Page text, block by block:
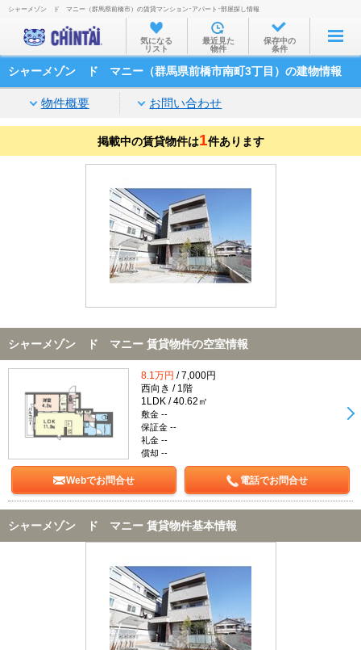
お部屋を探す
沿線・駅から
家賃相場から
通勤通学時間から
不動産会社から
TOP
シャーメゾン ド マニー（群馬県前橋市）の賃貸マンション･アパート･部屋探し情報
気になる
リスト
最近見た
物件
保存中の
条件
シャーメゾン ド マニー（群馬県前橋市南町3丁目）の建物情報
物件概要 お問い合わせ
掲載中の賃貸物件は1件あります
シャーメゾン ド マニー 賃貸物件の空室情報
8.1万円 / 7,000円
西向き / 1階
1LDK / 40.62㎡
敷金 --
保証金 --
礼金 --
償却 --
Webでお問合せ 電話でお問合せ
シャーメゾン ド マニー 賃貸物件基本情報